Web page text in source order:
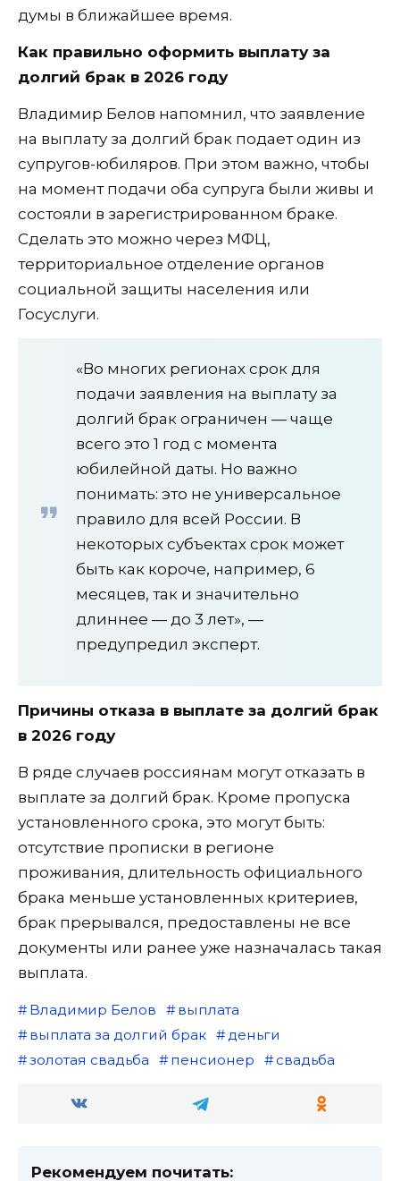
думы в ближайшее время.
Как правильно оформить выплату за
долгий брак в 2026 году
Владимир Белов напомнил, что заявление
на выплату за долгий брак подает один из
супругов-юбиляров. При этом важно, чтобы
на момент подачи оба супруга были живы и
состояли в зарегистрированном браке.
Сделать это можно через МФЦ,
территориальное отделение органов
социальной защиты населения или
Госуслуги.
«Во многих регионах срок для
подачи заявления на выплату за
долгий брак ограничен — чаще
всего это 1 год с момента
юбилейной даты. Но важно
понимать: это не универсальное
правило для всей России. В
некоторых субъектах срок может
быть как короче, например, 6
месяцев, так и значительно
длиннее — до 3 лет», —
предупредил эксперт.
Причины отказа в выплате за долгий брак
в 2026 году
В ряде случаев россиянам могут отказать в
выплате за долгий брак. Кроме пропуска
установленного срока, это могут быть:
отсутствие прописки в регионе
проживания, длительность официального
брака меньше установленных критериев,
брак прерывался, предоставлены не все
документы или ранее уже назначалась такая
выплата.
Владимир Белов
выплата
выплата за долгий брак
деньги
золотая свадьба
пенсионер свадьба
Рекомендуем почитать: